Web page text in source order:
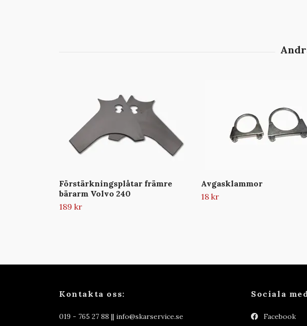
Förstärkningsplåtar främre
bärarm Volvo 240
189 kr
Avgasklammor
18 kr
Kontakta oss:
019 - 765 27 88 || info@skarservice.se
Sociala
Facebook